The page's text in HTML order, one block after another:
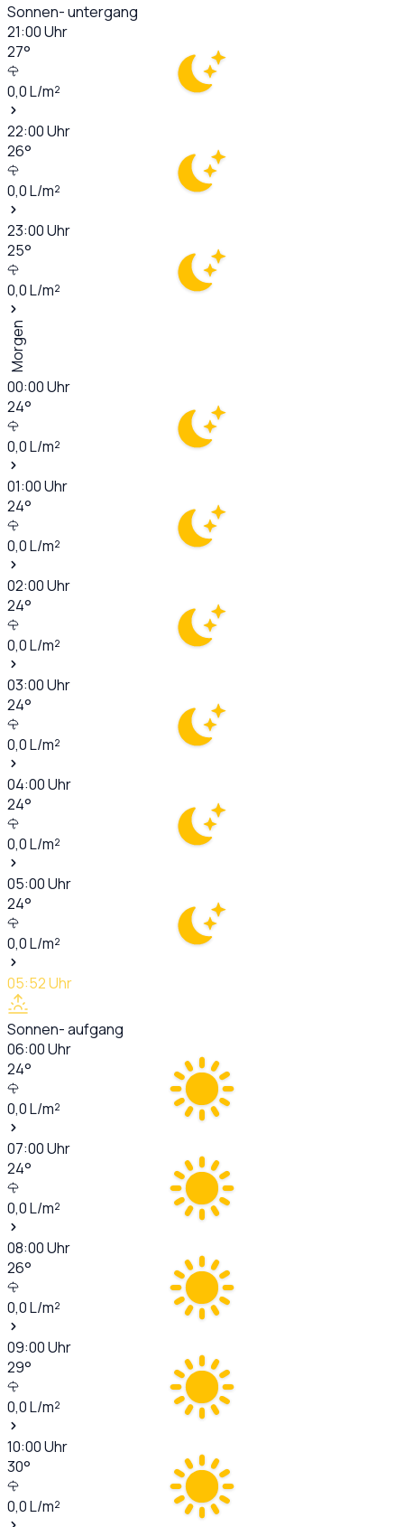
Sonnen- untergang
21:00Uhr
27°
0,0L/m²
22:00Uhr
26°
0,0L/m²
23:00Uhr
25°
0,0L/m²
Morgen
00:00Uhr
24°
0,0L/m²
01:00Uhr
24°
0,0L/m²
02:00Uhr
24°
0,0L/m²
03:00Uhr
24°
0,0L/m²
04:00Uhr
24°
0,0L/m²
05:00Uhr
24°
0,0L/m²
05:52Uhr
Sonnen- aufgang
06:00Uhr
24°
0,0L/m²
07:00Uhr
24°
0,0L/m²
08:00Uhr
26°
0,0L/m²
09:00Uhr
29°
0,0L/m²
10:00Uhr
30°
0,0L/m²